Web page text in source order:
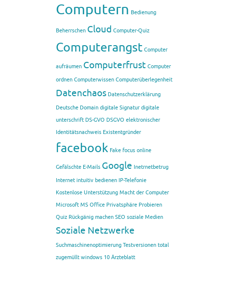
Computern Bedienung
Beherrschen Cloud Computer-Quiz
Computerangst Computer
aufräumen Computerfrust Computer
ordnen Computerwissen Computerüberlegenheit
Datenchaos Datenschutzerklärung
Deutsche Domain digitale Signatur digitale
unterschrift DS-GVO DSGVO elektronischer
Identitätsnachweis Existentgründer
facebook Fake focus online
Gefälschte E-Mails Google Inetrnetbetrug
Internet intuitiv bedienen IP-Telefonie
Kostenlose Unterstützung Macht der Computer
Microsoft MS Office Privatsphäre Probieren
Quiz Rückgänig machen SEO soziale Medien
Soziale Netzwerke
Suchmaschinenoptimierung Testversionen total
zugemüllt windows 10 Ärzteblatt